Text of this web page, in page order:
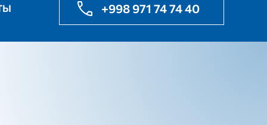
+998 971 74 74 40